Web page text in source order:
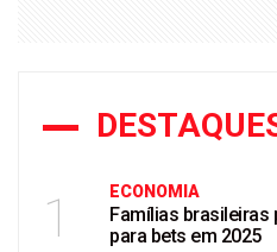
1 ECONOMIA
Famílias brasileiras
para bets em 2025